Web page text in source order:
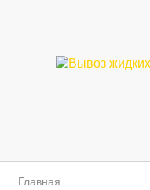
Главная